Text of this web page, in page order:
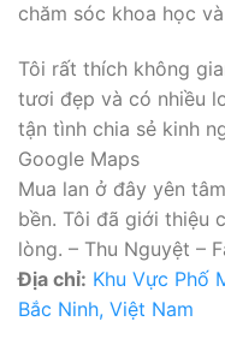
chăm sóc khoa học
Tôi rất thích không
tươi đẹp và có nhiều
tận tình chia sẻ kinh
Google Maps
Mua lan ở đây yên
bền. Tôi đã giới thiệu
lòng. – Thu Nguyệt –
Địa chỉ: Khu Vực Phố
Bắc Ninh, Việt Nam